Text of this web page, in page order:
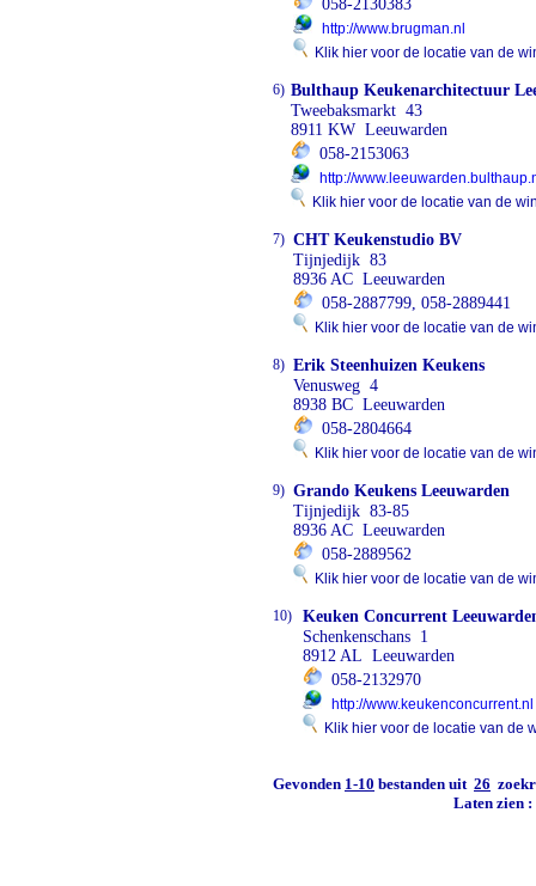
058-2130383
http://www.brugman.nl
Klik hier voor de locatie van de
6) Bulthaup Keukenarchitectuur
Tweebaksmarkt 43
8911 KW Leeuwarden
058-2153063
http://
Klik hier voor de locatie van de
7) CHT Keukenstudio BV
Tijnjedijk 83
8936 AC Leeuwarden
058-2887799, 058-2889441
Klik hier voor de locatie van de
8) Erik Steenhuizen Keukens
Venusweg 4
8938 BC Leeuwarden
058-2804664
Klik hier voor de locatie van de
9) Grando Keukens Leeuwarden
Tijnjedijk 83-85
8936 AC Leeuwarden
058-2889562
Klik hier voor de locatie van de
10)
Keuken Concurrent
Schenkenschans 1
8912 AL Leeuwarden
058-2132970
http://www.keukenconcurrent.nl
Klik hier voor de locatie van de
Gevonden 1-10 bestanden uit 26
Laten zien